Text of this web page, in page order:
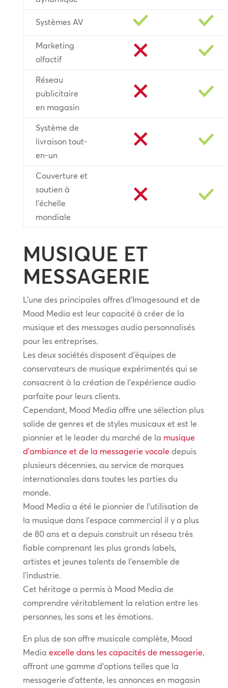
Systèmes AV
Marketing
olfactif
Réseau
publicitaire
en magasin
Système de
livraison tout-
en-un
Couverture et
soutien à
l’échelle
mondiale
MUSIQUE ET
MESSAGERIE
L’une des principales offres d’Imagesound et de
Mood Media est leur capacité à créer de la
musique et des messages audio personnalisés
pour les entreprises.
Les deux sociétés disposent d’équipes de
conservateurs de musique expérimentés qui se
consacrent à la création de l’expérience audio
parfaite pour leurs clients.
Cependant, Mood Media offre une sélection plus
solide de genres et de styles musicaux et est le
pionnier et le leader du marché de la musique
d’ambiance et de la messagerie vocale depuis
plusieurs décennies, au service de marques
internationales dans toutes les parties du
monde.
Mood Media a été le pionnier de l’utilisation de
la musique dans l’espace commercial il y a plus
de 80 ans et a depuis construit un réseau très
fiable comprenant les plus grands labels,
artistes et jeunes talents de l’ensemble de
l’industrie.
Cet héritage a permis à Mood Media de
comprendre véritablement la relation entre les
personnes, les sons et les émotions.
En plus de son offre musicale complète, Mood
Media excelle dans les capacités de messagerie,
offrant une gamme d’options telles que la
messagerie d’attente, les annonces en magasin